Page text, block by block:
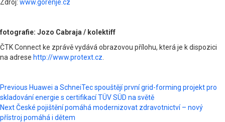
Zdroj: www.gorenje.cz
fotografie: Jozo Cabraja / kolektiff
ČTK Connect ke zprávě vydává obrazovou přílohu, která je k dispozici
na adrese http://www.protext.cz
Post
navigation
Previous Huawei a SchneiTec spouštějí první grid-forming projekt pro
skladování energie s certifikací TÜV SÜD na světě
NextČeské pojištění pomáhá modernizovat zdravotnictví – nový
přístroj pomáhá i dětem